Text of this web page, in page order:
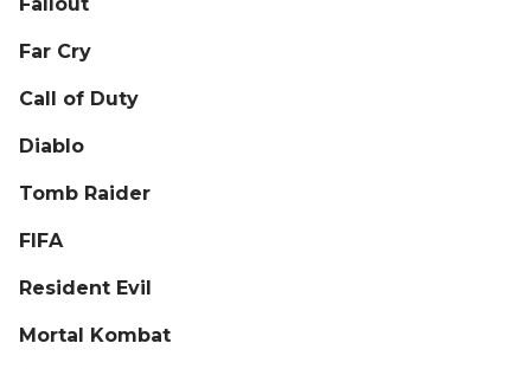
Far Cry
Call of Duty
Diablo
Tomb Raider
FIFA
Resident Evil
Mortal Kombat